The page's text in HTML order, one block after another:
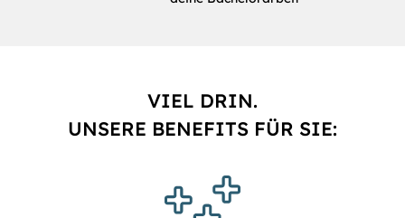
VIEL DRIN.
UNSERE BENEFITS FÜR SIE: